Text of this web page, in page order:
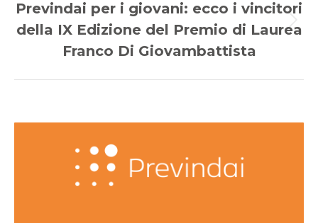
Prossimo
post:
Previndai per i giovani: ecco i vincitori
della IX Edizione del Premio di Laurea
Franco Di Giovambattista